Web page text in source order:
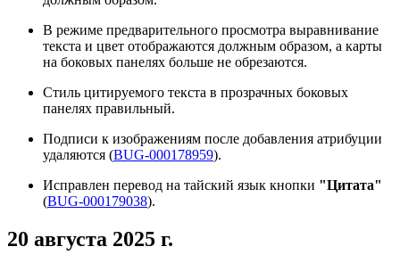
В режиме предварительного просмотра выравнивание
текста и цвет отображаются должным образом, а карты
на боковых панелях больше не обрезаются.
Стиль цитируемого текста в прозрачных боковых
панелях правильный.
Подписи к изображениям после добавления атрибуции
удаляются (BUG-000178959).
Исправлен перевод на тайский язык кнопки "Цитата"
(BUG-000179038).
20 августа 2025 г.